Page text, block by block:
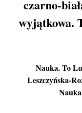
czarno-
wyjątkowa.
Nauka. To
Leszczyńska-